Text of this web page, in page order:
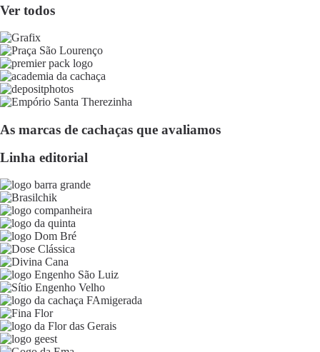
Ver todos
As marcas de cachaças que avaliamos
Linha editorial